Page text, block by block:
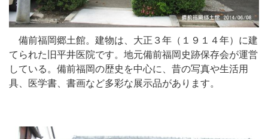
備前福岡郷土館。建物は、大正３年（１９１４年）に建
てられた旧平井医院です。地元備前福岡史跡保存会が運営
している。備前福岡の歴史を中心に、昔の写真や生活用
具、医学書、書画など多彩な展示品があります。